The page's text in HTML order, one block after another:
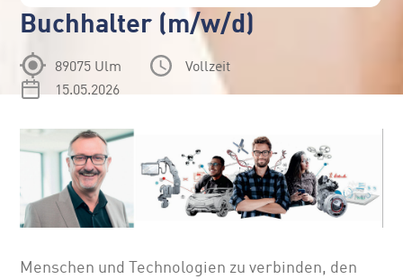
Buchhalter (m/w/d)
89075 Ulm
Vollzeit
15.05.2026
Menschen und Technologien zu verbinden, den